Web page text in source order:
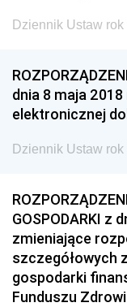
Dziennik Ustaw
dnia 8 maja
elektronicznej
Dziennik Ustaw
GOSPODARKI z
zmieniające
szczegółowych
gospodarki
Funduszu